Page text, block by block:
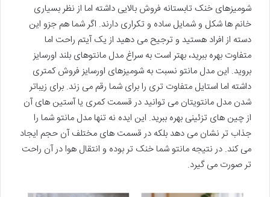
شومیزهای خنک تابستانه فروش بالایی داشته اما از نظر بسیاری
خانم ها شکل و شمایل ساده و تکراری دارند. اگر شما هم جزو این
دسته از افراد هستید و ترجیح می دهید از یک آیتم راحت اما
متفاوت بهره ببرید، بهتر است به سراغ مدل مانتوهای بلند اورسایز
بروید. این مدل مانتو نسبت به شومیزهای اورسایز فروش کمتری
داشته اما استایل متفاوت تری را برای شما رقم می زند. برای زیباتر
شدن مدل مانتویتان می توانید در قسمت کمری یا آستین های آن
از چین های تزئینی بهره ببرید. این ایده نه تنها مدل مانتو شما را
جذاب تر نشان می دهد بلکه در قسمت های مختلف آن حجم ایجاد
می کند. در نتیجه مانتو شما خنک تر بوده و انتقال هوا در آن راحت
تر صورت می گیرد.